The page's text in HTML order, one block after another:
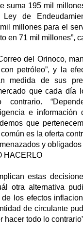
suma 195 mil
de
millones para el
en 71 mil millones”,
del Orinoco,
petróleo”, y la
medida de sus
que cada día
e información
que
es la oferta
y obligados
HACERLO
estas
otra alternativa
de los efectos
de circulante
hacer todo lo